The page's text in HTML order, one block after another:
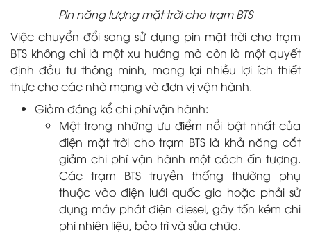
Pin năng lượng mặt trời cho trạm BTS
Việc chuyển đổi sang sử dụng pin mặt trời cho trạm
BTS không chỉ là một xu hướng mà còn là một quyết
định đầu tư thông minh, mang lại nhiều lợi ích thiết
thực cho các nhà mạng và đơn vị vận hành.
Giảm đáng kể chi phí vận hành:
Một trong những ưu điểm nổi bật nhất của
điện mặt trời cho trạm BTS là khả năng cắt
giảm chi phí vận hành một cách ấn tượng.
Các trạm BTS truyền thống thường phụ
thuộc vào điện lưới quốc gia hoặc phải sử
dụng máy phát điện diesel, gây tốn kém chi
phí nhiên liệu, bảo trì và sửa chữa.